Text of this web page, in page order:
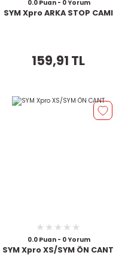
0.0 Puan - 0 Yorum
SYM Xpro ARKA STOP CAMI
159,91 TL
0.0 Puan - 0 Yorum
SYM Xpro XS/SYM ÖN CANT